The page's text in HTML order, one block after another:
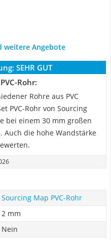
weitere Angebote
SEHR GUT
Rohr:
Rohre aus PVC
PVC-Rohr von Sourcing
bei einem 30 mm großen
Auch die hohe Wandstärke
Sourcing Map PVC-Rohr
2 mm
Nein